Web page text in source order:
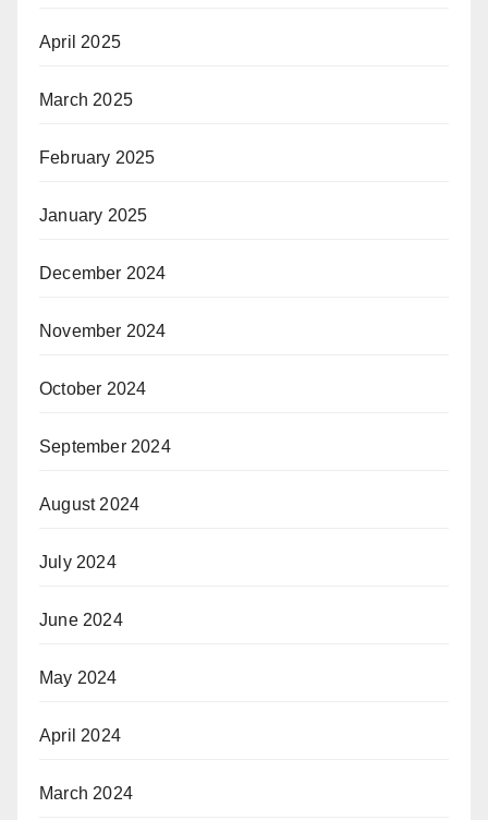
April 2025
March 2025
February 2025
January 2025
December 2024
November 2024
October 2024
September 2024
August 2024
July 2024
June 2024
May 2024
April 2024
March 2024